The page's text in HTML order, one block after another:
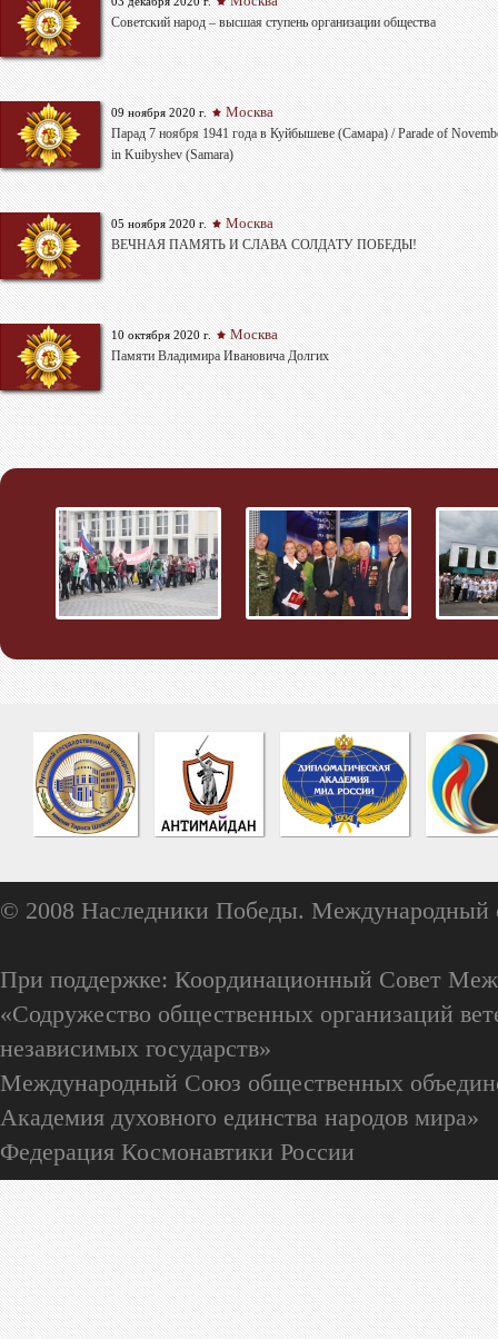
Советский народ – высшая ступень организации общества
09 ноября 2020 г. Москва
Парад 7 ноября 1941 года в Куйбышеве (Самара) / Parade of
in Kuibyshev (Samara)
05 ноября 2020 г. Москва
ВЕЧНАЯ ПАМЯТЬ И СЛАВА СОЛДАТУ ПОБЕДЫ!
10 октября 2020 г. Москва
Памяти Владимира Ивановича Долгих
© 2008 Наследники Победы. Международный
При поддержке: Координационный Совет
«Содружество общественных организаций
независимых государств»
Международный Союз общественных
Академия духовного единства народов мира»
Федерация Космонавтики России